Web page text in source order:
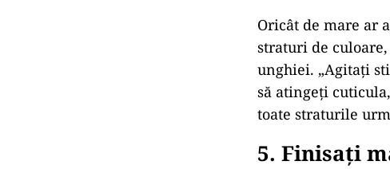
Oricât de mare ar
straturi de
unghiei. „Agitați
să atingeți
toate straturile
5. Finisați